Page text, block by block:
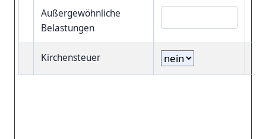
Außergewöhnliche
Belastungen
Kirchensteuer